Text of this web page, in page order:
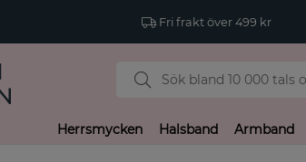
Fri frakt över 499 kr
Herrsmycken Halsband Armband